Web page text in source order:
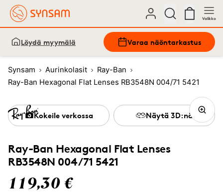
Valikko
Löydä myymälä Varaa näöntarkastus
Synsam Aurinkolasit
Ray-Ban
Ray-Ban Hexagonal Flat Lenses RB3548N 004/71 5421
Ray-Ban Hexagonal Flat Lenses
RB3548N 004/71 5421
119,30 €
Kokeile verkossa Näytä 3D:nä